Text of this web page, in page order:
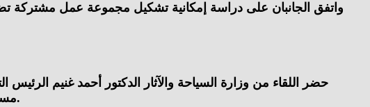
واتفق الجانبان على دراسة إمكانية تشكيل مجموعة عمل مشتركة
حضر اللقاء من وزارة السياحة والآثار الدكتور أحمد غنيم الرئيس
مستشار الوزير للتواصل والعلاقات الخارجية والمشرف العام على الإدارة العامة للعلاقات الدولية والاتفاقيات بالوزارة.